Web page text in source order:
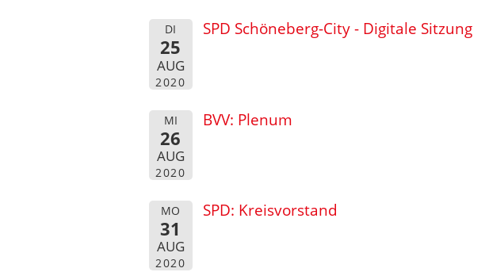
DI
25
AUG
2020
SPD Schöneberg-City - Digitale Sitzung
MI
26
AUG
2020
BVV: Plenum
MO
31
AUG
2020
SPD: Kreisvorstand